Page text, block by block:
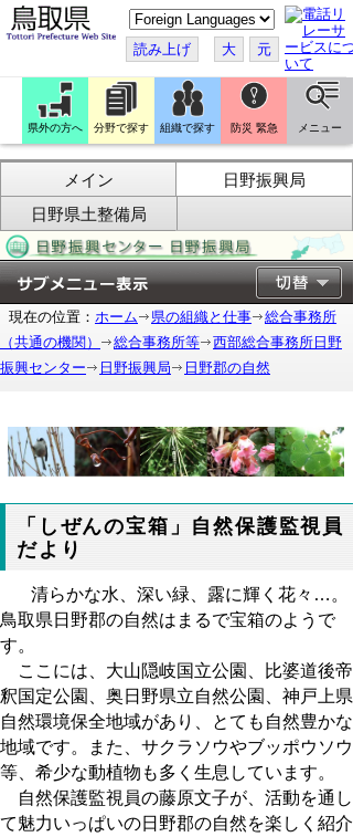
こ
の
ペ
ー
ジ
翻
訳
す
る
読み上げ 大 元
県外の方へ 分野で探す 組織で探す 防災 緊急 メニュー
メイン
日野振興局
日野県土整備局
現在の位置： ホーム 県の組織と仕事
総合事務所
（共通の機関）
総合事務所等
西部総合事務所日野
振興センター
日野振興局 日野郡の自然
「しぜんの宝箱」自然保護監視員
だより
清らかな水、深い緑、露に輝く花々…。
鳥取県日野郡の自然はまるで宝箱のようで
す。
ここには、大山隠岐国立公園、比婆道後帝
釈国定公園、奥日野県立自然公園、神戸上県
自然環境保全地域があり、とても自然豊かな
地域です。また、サクラソウやブッポウソウ
等、希少な動植物も多く生息しています。
自然保護監視員の藤原文子が、活動を通し
て魅力いっぱいの日野郡の自然を楽しく紹介